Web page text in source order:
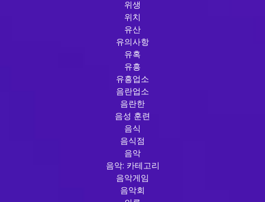
위생
위치
유산
유의사항
유혹
유흥
유흥업소
음란업소
음란한
음성 훈련
음식
음식점
음악
음악: 카테고리
음악게임
음악회